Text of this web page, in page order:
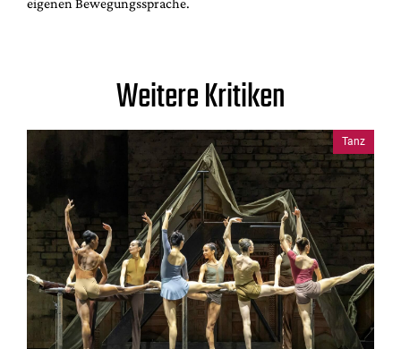
Weitere Kritiken
Tanz